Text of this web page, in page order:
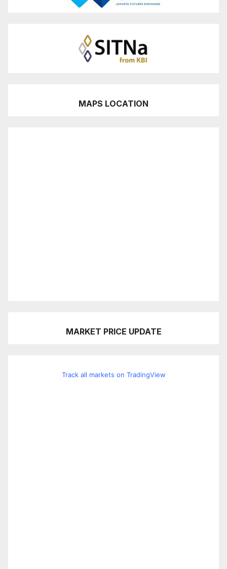
MAPS LOCATION
MARKET PRICE UPDATE
Track all markets on TradingView